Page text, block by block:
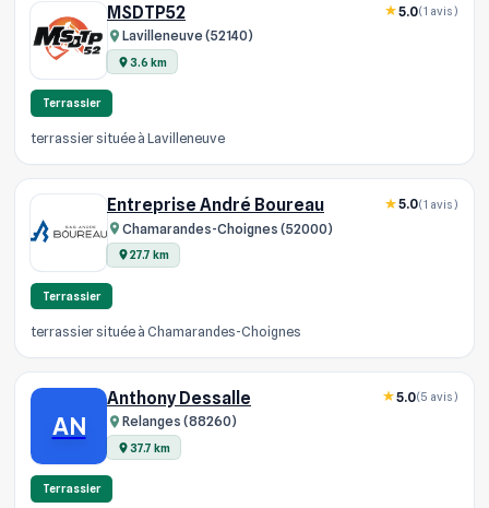
MSDTP52
Lavilleneuve (52140)
3.6 km
5.0(1 avis)
Terrassier
terrassier située à Lavilleneuve
Entreprise André Boureau
Chamarandes-Choignes (52000)
27.7 km
5.0(1 avis)
Terrassier
terrassier située à Chamarandes-Choignes
AN
Anthony Dessalle
Relanges (88260)
37.7 km
5.0(5 avis)
Terrassier